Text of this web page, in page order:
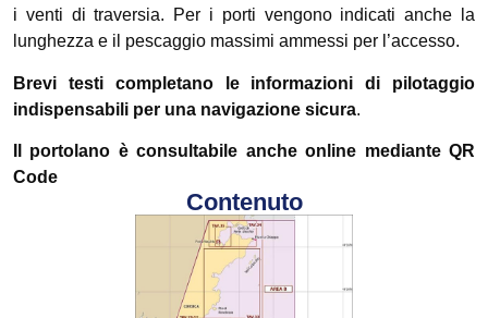
i venti di traversia. Per i porti vengono indicati anche la
lunghezza e il pescaggio massimi ammessi per l’accesso.
Brevi testi completano le informazioni di pilotaggio
indispensabili per una navigazione sicura.
Il portolano è consultabile anche online mediante QR
Code
Contenuto